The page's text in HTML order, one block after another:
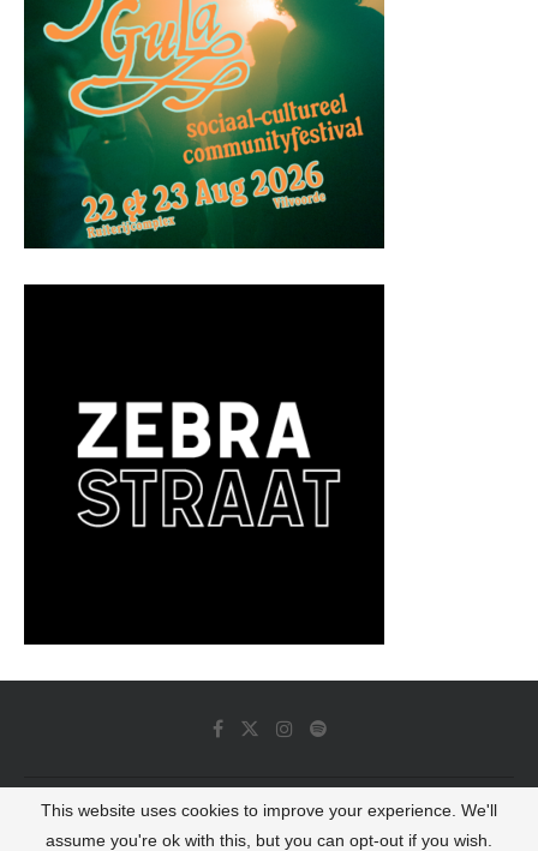
© 2022 - Luminous Dash All Rights Reserved
This website uses cookies to improve your experience. We'll
assume you're ok with this, but you can opt-out if you wish.